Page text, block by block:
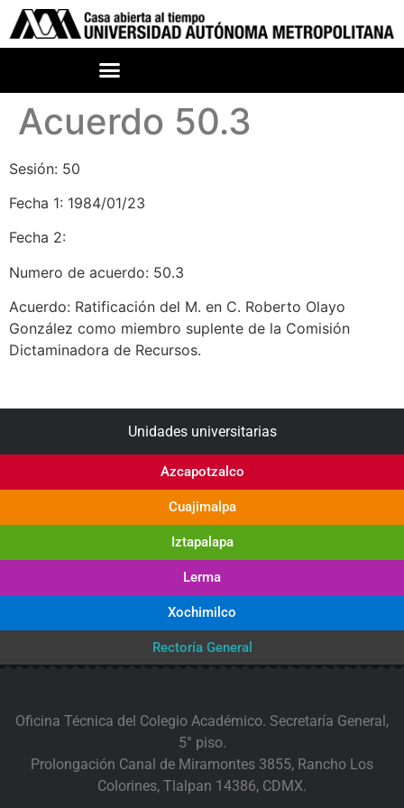
Acuerdo 50.3
Sesión: 50
Fecha 1: 1984/01/23
Fecha 2:
Numero de acuerdo: 50.3
Acuerdo: Ratificación del M. en C. Roberto Olayo
González como miembro suplente de la Comisión
Dictaminadora de Recursos.
Unidades universitarias
Azcapotzalco
Cuajimalpa
Iztapalapa
Lerma
Xochimilco
Rectoría General
Oficina Técnica del Colegio Académico. Secretaría General,
5° piso.
Prolongación Canal de Miramontes 3855, Rancho Los
Colorines, Tlalpan 14386, CDMX.